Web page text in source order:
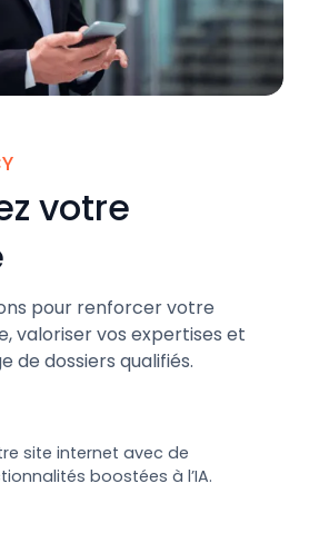
votre
pour renforcer votre
valoriser vos expertises et
de dossiers qualifiés.
site internet avec de
boostées à l’IA.